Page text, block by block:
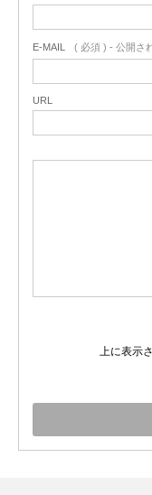
E-MAIL ( 必須 ) - 公開さ
URL
上に表示